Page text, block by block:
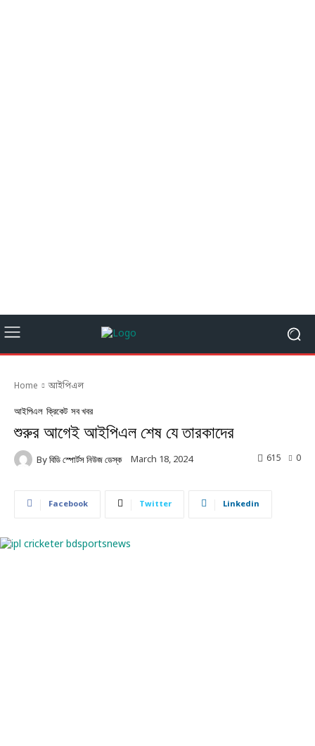
Home আইপিএল
আইপিএল ক্রিকেট সব খবর
শুরুর আগেই আইপিএল শেষ যে তারকাদের
By বিডি স্পোর্টস নিউজ ডেস্ক March 18, 2024 0
615
Facebook Twitter Linkedin